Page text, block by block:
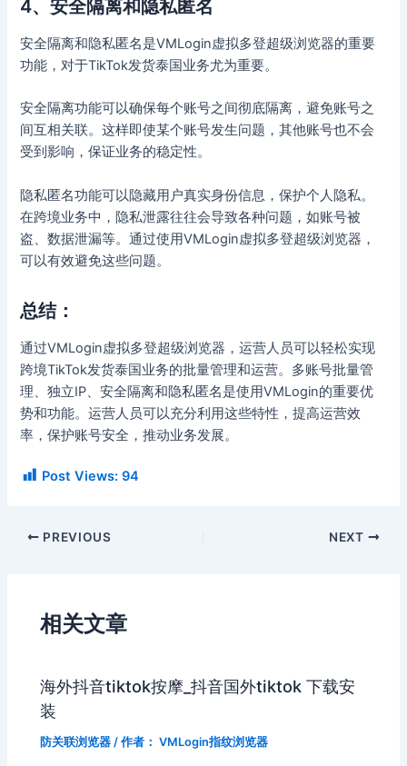
4、安全隔离和隐私匿名
安全隔离和隐私匿名是VMLogin虚拟多登超级浏览器的重要
功能，对于TikTok发货泰国业务尤为重要。
安全隔离功能可以确保每个账号之间彻底隔离，避免账号之
间互相关联。这样即使某个账号发生问题，其他账号也不会
受到影响，保证业务的稳定性。
隐私匿名功能可以隐藏用户真实身份信息，保护个人隐私。
在跨境业务中，隐私泄露往往会导致各种问题，如账号被
盗、数据泄漏等。通过使用VMLogin虚拟多登超级浏览器，
可以有效避免这些问题。
总结：
通过VMLogin虚拟多登超级浏览器，运营人员可以轻松实现
跨境TikTok发货泰国业务的批量管理和运营。多账号批量管
理、独立IP、安全隔离和隐私匿名是使用VMLogin的重要优
势和功能。运营人员可以充分利用这些特性，提高运营效
率，保护账号安全，推动业务发展。
Post Views: 94
PREVIOUS NEXT
相关文章
海外抖音tiktok按摩_抖音国外tiktok 下载安
装
防关联浏览器 / 作者： VMLogin指纹浏览器